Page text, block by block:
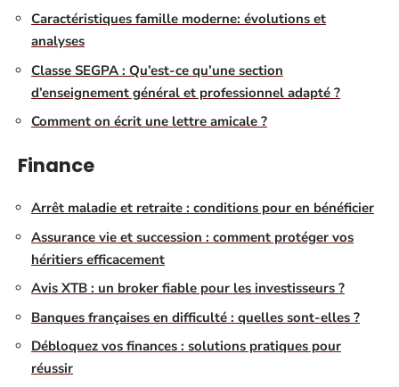
Caractéristiques famille moderne: évolutions et
analyses
Classe SEGPA : Qu’est-ce qu’une section
d’enseignement général et professionnel adapté ?
Comment on écrit une lettre amicale ?
Finance
Arrêt maladie et retraite : conditions pour en bénéficier
Assurance vie et succession : comment protéger vos
héritiers efficacement
Avis XTB : un broker fiable pour les investisseurs ?
Banques françaises en difficulté : quelles sont-elles ?
Débloquez vos finances : solutions pratiques pour
réussir